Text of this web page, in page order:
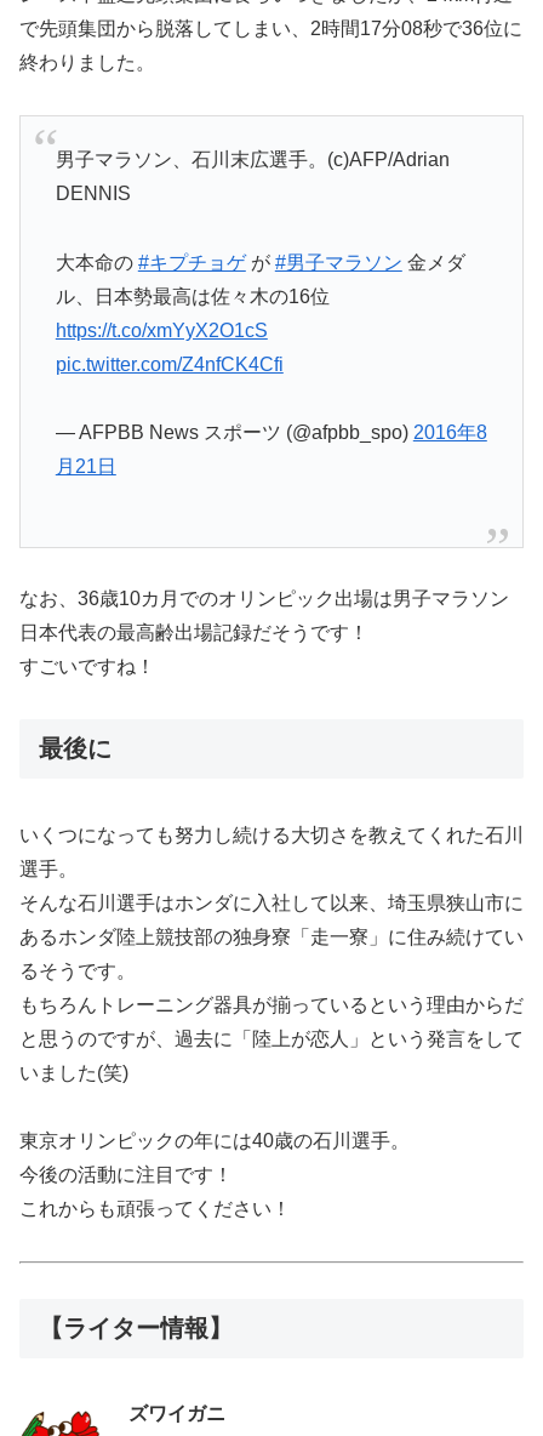
で先頭集団から脱落してしまい、2時間17分08秒で36位に
終わりました。
男子マラソン、石川末広選手。(c)AFP/Adrian
DENNIS
大本命の #キプチョゲが #男子マラソン 金メダ
ル、日本勢最高は佐々木の16位
https://t.co/xmYyX2O1cS
pic.twitter.com/Z4nfCK4Cfi
— AFPBB News スポーツ (@afpbb_spo) 2016年8
月21日
なお、36歳10カ月でのオリンピック出場は男子マラソン
日本代表の最高齢出場記録だそうです！
すごいですね！
最後に
いくつになっても努力し続ける大切さを教えてくれた石川
選手。
そんな石川選手はホンダに入社して以来、埼玉県狭山市に
あるホンダ陸上競技部の独身寮「走一寮」に住み続けてい
るそうです。
もちろんトレーニング器具が揃っているという理由からだ
と思うのですが、過去に「陸上が恋人」という発言をして
いました(笑)
東京オリンピックの年には40歳の石川選手。
今後の活動に注目です！
これからも頑張ってください！
【ライター情報】
ズワイガニ